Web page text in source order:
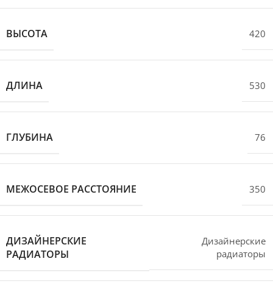
ВЫСОТА 420
ДЛИНА 530
ГЛУБИНА 76
МЕЖОСЕВОЕ РАССТОЯНИЕ 350
ДИЗАЙНЕРСКИЕ
РАДИАТОРЫ
Дизайнерские
радиаторы